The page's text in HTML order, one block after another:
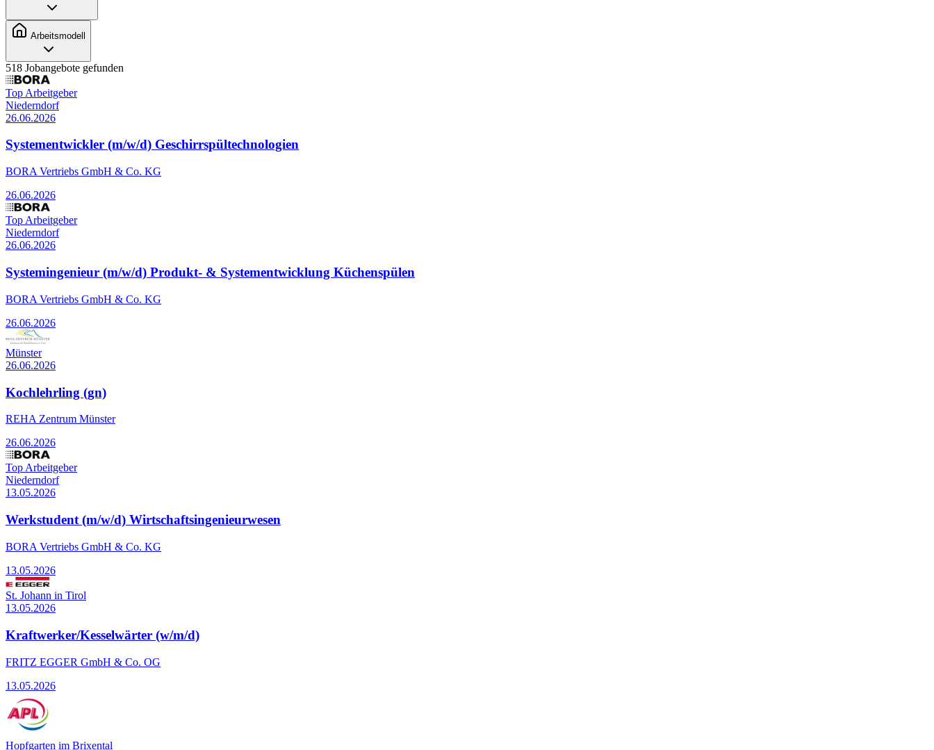
Arbeitsmodell
518 Jobangebote gefunden
Top Arbeitgeber
Niederndorf
26.06.2026
Systementwickler (m/w/d) Geschirrspültechnologien
BORA Vertriebs GmbH & Co. KG
26.06.2026
Top Arbeitgeber
Niederndorf
26.06.2026
Systemingenieur (m/w/d) Produkt- & Systementwicklung Küchenspülen
BORA Vertriebs GmbH & Co. KG
26.06.2026
Münster
26.06.2026
Kochlehrling (gn)
REHA Zentrum Münster
26.06.2026
Top Arbeitgeber
Niederndorf
13.05.2026
Werkstudent (m/w/d) Wirtschaftsingenieurwesen
BORA Vertriebs GmbH & Co. KG
13.05.2026
St. Johann in Tirol
13.05.2026
Kraftwerker/Kesselwärter (w/m/d)
FRITZ EGGER GmbH & Co. OG
13.05.2026
Hopfgarten im Brixental